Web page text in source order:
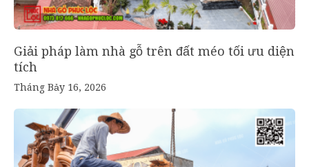
Giải pháp làm nhà gỗ trên đất méo tối ưu diện
tích
Tháng Bảy 16, 2026